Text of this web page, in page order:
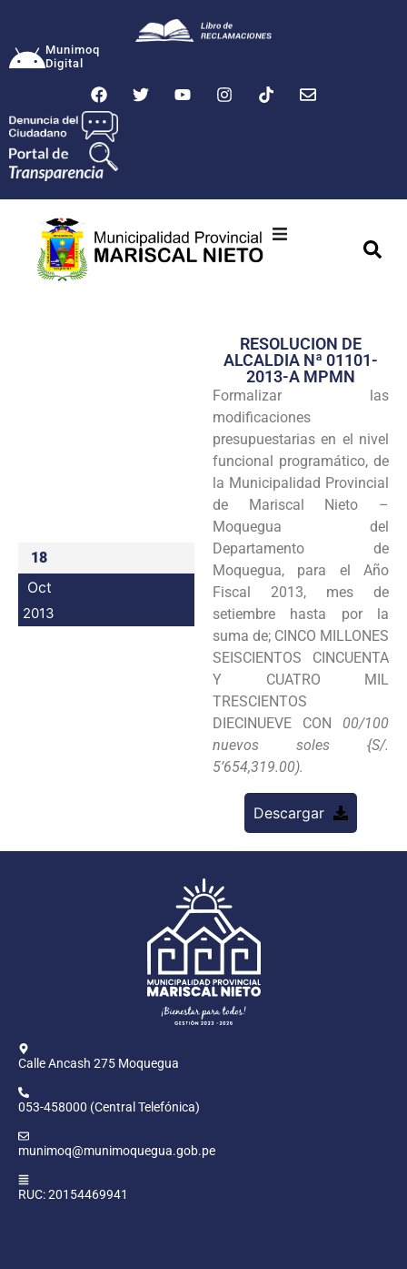
Munimoq
Digital
Transparencia
Seguridad
Programas
Intranet
18
Oct
2013
RESOLUCION DE
ALCALDIA Nª 01101-
2013-A MPMN
Formalizar las
modificaciones
presupuestarias en el nivel
funcional programático, de
la Municipalidad Provincial
de Mariscal Nieto –
Moquegua del
Departamento de
Moquegua, para el Año
Fiscal 2013, mes de
setiembre hasta por la
suma de; CINCO MILLONES
SEISCIENTOS CINCUENTA
Y CUATRO MIL
TRESCIENTOS
DIECINUEVE CON 00/100
nuevos soles {S/.
5’654,319.00).
Descargar
Calle Ancash 275 Moquegua
053-458000 (Central Telefónica)
munimoq@munimoquegua.gob.pe
RUC: 20154469941